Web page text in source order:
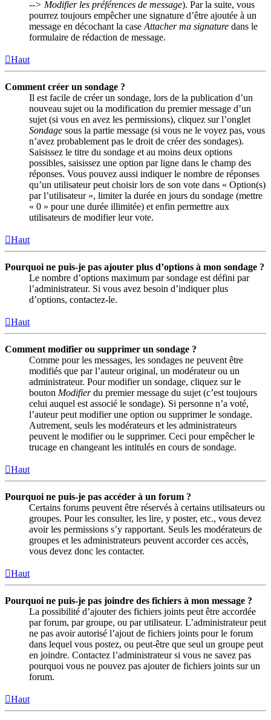
--> Modifier les préférences de message). Par la suite, vous
pourrez toujours empêcher une signature d’être ajoutée à un
message en décochant la case Attacher ma signature dans le
formulaire de rédaction de message.
Haut
Comment créer un sondage ?
Il est facile de créer un sondage, lors de la publication d’un
nouveau sujet ou la modification du premier message d’un
sujet (si vous en avez les permissions), cliquez sur l’onglet
Sondage sous la partie message (si vous ne le voyez pas, vous
n’avez probablement pas le droit de créer des sondages).
Saisissez le titre du sondage et au moins deux options
possibles, saisissez une option par ligne dans le champ des
réponses. Vous pouvez aussi indiquer le nombre de réponses
qu’un utilisateur peut choisir lors de son vote dans « Option(s)
par l’utilisateur », limiter la durée en jours du sondage (mettre
« 0 » pour une durée illimitée) et enfin permettre aux
utilisateurs de modifier leur vote.
Haut
Pourquoi ne puis-je pas ajouter plus d’options à mon sondage ?
Le nombre d’options maximum par sondage est défini par
l’administrateur. Si vous avez besoin d’indiquer plus
d’options, contactez-le.
Haut
Comment modifier ou supprimer un sondage ?
Comme pour les messages, les sondages ne peuvent être
modifiés que par l’auteur original, un modérateur ou un
administrateur. Pour modifier un sondage, cliquez sur le
bouton Modifierdu premier message du sujet (c’est toujours
celui auquel est associé le sondage). Si personne n’a voté,
l’auteur peut modifier une option ou supprimer le sondage.
Autrement, seuls les modérateurs et les administrateurs
peuvent le modifier ou le supprimer. Ceci pour empêcher le
trucage en changeant les intitulés en cours de sondage.
Haut
Pourquoi ne puis-je pas accéder à un forum ?
Certains forums peuvent être réservés à certains utilisateurs ou
groupes. Pour les consulter, les lire, y poster, etc., vous devez
avoir les permissions s’y rapportant. Seuls les modérateurs de
groupes et les administrateurs peuvent accorder ces accès,
vous devez donc les contacter.
Haut
Pourquoi ne puis-je pas joindre des fichiers à mon message ?
La possibilité d’ajouter des fichiers joints peut être accordée
par forum, par groupe, ou par utilisateur. L’administrateur peut
ne pas avoir autorisé l’ajout de fichiers joints pour le forum
dans lequel vous postez, ou peut-être que seul un groupe peut
en joindre. Contactez l’administrateur si vous ne savez pas
pourquoi vous ne pouvez pas ajouter de fichiers joints sur un
forum.
Haut